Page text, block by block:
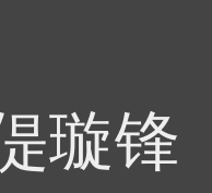
璇锋